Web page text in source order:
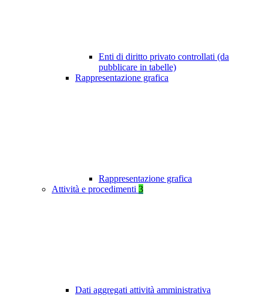
Enti di diritto privato controllati (da
pubblicare in tabelle)
Rappresentazione grafica
Rappresentazione grafica
Attività e procedimenti 3
Dati aggregati attività amministrativa